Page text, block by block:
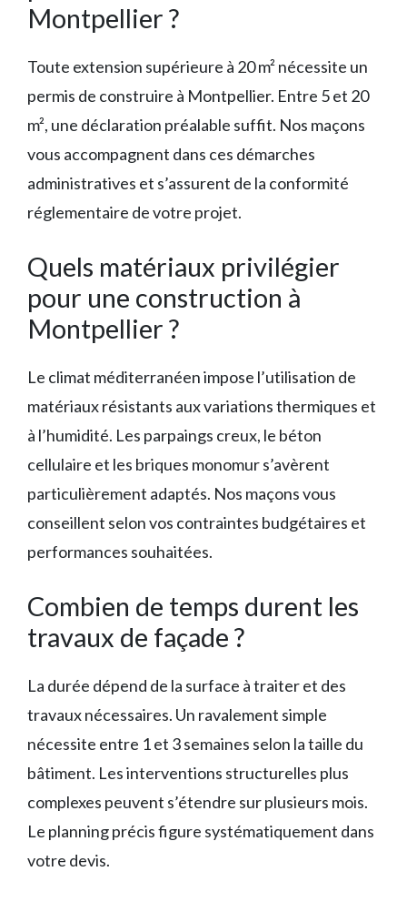
Montpellier ?
Toute extension supérieure à 20 m² nécessite un
permis de construire à Montpellier. Entre 5 et 20
m², une déclaration préalable suffit. Nos maçons
vous accompagnent dans ces démarches
administratives et s’assurent de la conformité
réglementaire de votre projet.
Quels matériaux privilégier
pour une construction à
Montpellier ?
Le climat méditerranéen impose l’utilisation de
matériaux résistants aux variations thermiques et
à l’humidité. Les parpaings creux, le béton
cellulaire et les briques monomur s’avèrent
particulièrement adaptés. Nos maçons vous
conseillent selon vos contraintes budgétaires et
performances souhaitées.
Combien de temps durent les
travaux de façade ?
La durée dépend de la surface à traiter et des
travaux nécessaires. Un ravalement simple
nécessite entre 1 et 3 semaines selon la taille du
bâtiment. Les interventions structurelles plus
complexes peuvent s’étendre sur plusieurs mois.
Le planning précis figure systématiquement dans
votre devis.